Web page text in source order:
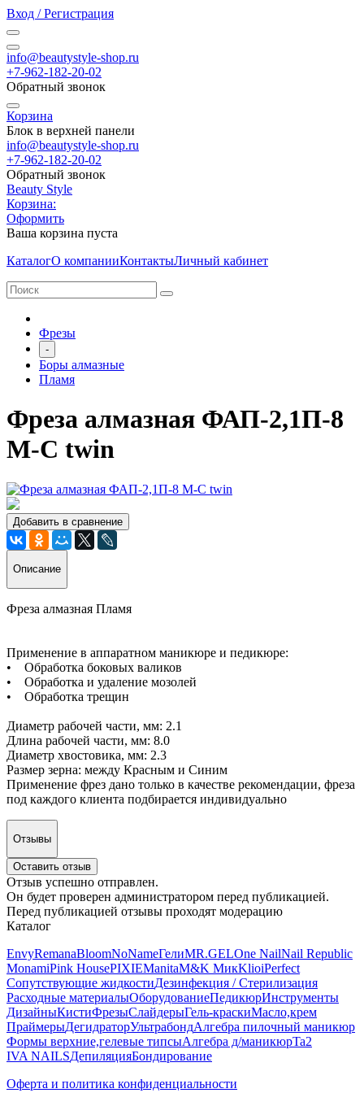
Вход / Регистрация
info@beautystyle-shop.ru
+7-962-182-20-02
Обратный звонок
Корзина
Блок в верхней панели
info@beautystyle-shop.ru
+7-962-182-20-02
Обратный звонок
Beauty Style
Корзина:
Оформить
Ваша корзина пуста
КаталогО компанииКонтактыЛичный кабинет
Фрезы
-
Боры алмазные
Пламя
Фреза алмазная ФАП-2,1П-8
М-С twin
Добавить в сравнение
Описание
Фреза алмазная Пламя
Применение в аппаратном маникюре и педикюре:
• Обработка боковых валиков
• Обработка и удаление мозолей
• Обработка трещин
Диаметр рабочей части, мм: 2.1
Длина рабочей части, мм: 8.0
Диаметр хвостовика, мм: 2.3
Размер зерна: между Красным и Синим
Применение фрез дано только в качестве рекомендации, фреза
под каждого клиента подбирается индивидуально
Отзывы
Оставить отзыв
Отзыв успешно отправлен.
Он будет проверен администратором перед публикацией.
Перед публикацией отзывы проходят модерацию
Каталог
EnvyRemanaBloomNoNameГелиMR.GELOne NailNail Republic
MonamiPink HousePIXIEManitaM&K МикKlioiPerfect
Сопутствующие жидкостиДезинфекция / Стерилизация
Расходные материалыОборудованиеПедикюрИнструменты
ДизайныКистиФрезыСлайдерыГель-краскиМасло,крем
ПраймерыДегидраторУльтрабондАлгебра пилочный маникюр
Формы верхние,гелевые типсыАлгебра д/маникюрTa2
IVA NAILSДепиляцияБондирование
Оферта и политика конфиденциальности